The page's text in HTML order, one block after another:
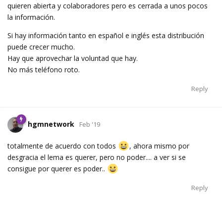
quieren abierta y colaboradores pero es cerrada a unos pocos
la información.
Si hay información tanto en español e inglés esta distribución
puede crecer mucho.
Hay que aprovechar la voluntad que hay.
No más teléfono roto.
Reply
hgmnetwork Feb '19
totalmente de acuerdo con todos
, ahora mismo por
desgracia el lema es querer, pero no poder.... a ver si se
consigue por querer es poder..
Reply